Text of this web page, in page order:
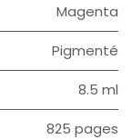
Magenta
Pigmenté
8.5 ml
825 pages